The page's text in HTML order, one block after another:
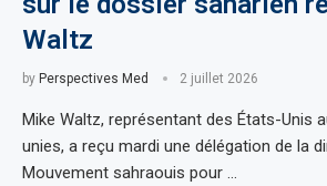
Waltz
by Perspectives Med 2 juillet 2026
Mike Waltz, représentant des États-Unis
unies, a reçu mardi une délégation de la
Mouvement sahraouis pour …